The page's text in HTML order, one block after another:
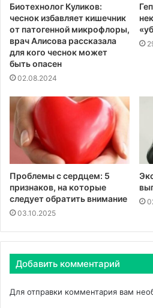
Биотехнолог Куликов:
чеснок избавляет кишечник
от патогенной микрофлоры,
врач Алисова рассказала
для кого чеснок может
быть опасен
02.08.2024
Проблемы с сердцем: 5
признаков, на которые
следует обратить внимание
03.10.2025
Добавить комментарий
Для отправки комментария вам